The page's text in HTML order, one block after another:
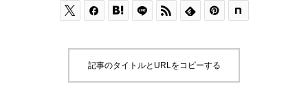
     
記事のタイトルとURLをコピーする